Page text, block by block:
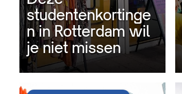
studentenkortinge
n in Rotterdam wil
je niet missen